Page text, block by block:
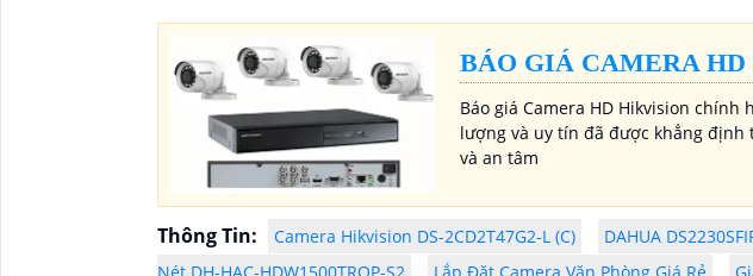
BÁO GIÁ CAMERA
Báo giá Camera HD Hikvision
lượng và uy tín đã được khẳng
và an tâm
Thông Tin: Camera Hikvision DS-2CD2T47G2-L (C) DAHUA
Nét DH-HAC-HDW1500TRQP-S2
Lắp Đặt Camera Văn Phòng Giá Rẻ